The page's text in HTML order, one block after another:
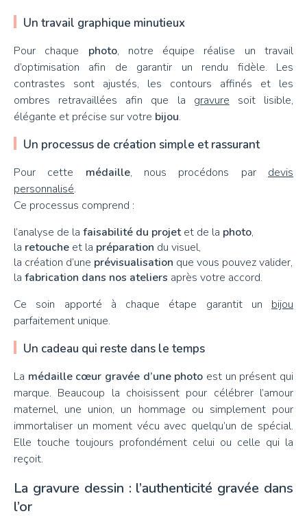
Un travail graphique minutieux
Pour chaque photo, notre équipe réalise un travail
d’optimisation afin de garantir un rendu fidèle. Les
contrastes sont ajustés, les contours affinés et les
ombres retravaillées afin que la gravure soit lisible,
élégante et précise sur votre bijou.
Un processus de création simple et rassurant
Pour cette médaille, nous procédons par devis
personnalisé.
Ce processus comprend :
l’analyse de la faisabilité du projetet de la photo,
la retouche et la préparation du visuel,
la création d’une prévisualisation que vous pouvez valider,
la fabrication dans nos ateliers après votre accord.
Ce soin apporté à chaque étape garantit un bijou
parfaitement unique.
Un cadeau qui reste dans le temps
La médaille cœur gravée d’une photo est un présent qui
marque. Beaucoup la choisissent pour célébrer l’amour
maternel, une union, un hommage ou simplement pour
immortaliser un moment vécu avec quelqu’un de spécial.
Elle touche toujours profondément celui ou celle qui la
reçoit.
La gravure dessin : l’authenticité gravée dans
l’or